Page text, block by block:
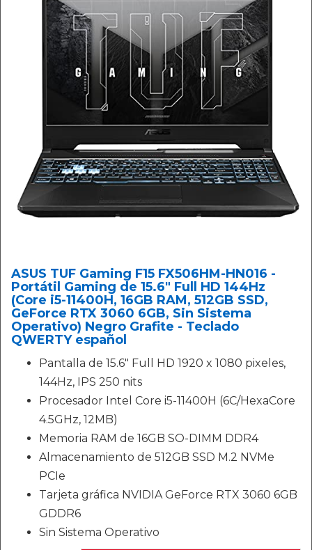
ASUS TUF Gaming F15 FX506HM-HN016 -
Portátil Gaming de 15.6" Full HD 144Hz
(Core i5-11400H, 16GB RAM, 512GB SSD,
GeForce RTX 3060 6GB, Sin Sistema
Operativo) Negro Grafite - Teclado
QWERTY español
Pantalla de 15.6" Full HD 1920 x 1080 pixeles,
144Hz, IPS 250 nits
Procesador Intel Core i5-11400H (6C/HexaCore
4.5GHz, 12MB)
Memoria RAM de 16GB SO-DIMM DDR4
Almacenamiento de 512GB SSD M.2 NVMe
PCIe
Tarjeta gráfica NVIDIA GeForce RTX 3060 6GB
GDDR6
Sin Sistema Operativo